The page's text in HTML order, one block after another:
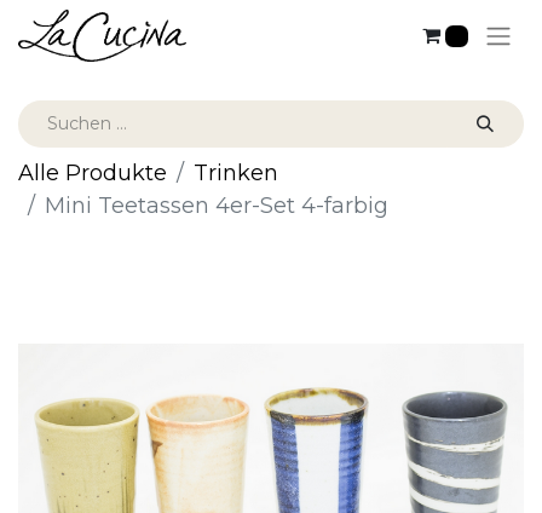
Alle Produkte
Trinken
Mini Teetassen 4er-Set 4-farbig